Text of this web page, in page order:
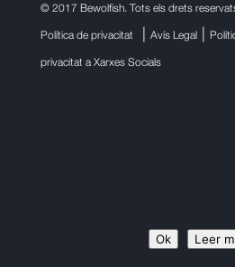
© 2017 Bewolfish. Tots els drets
Política de privacitat
Avís Legal|
privacitat a Xarxes Socials
Ok Leer